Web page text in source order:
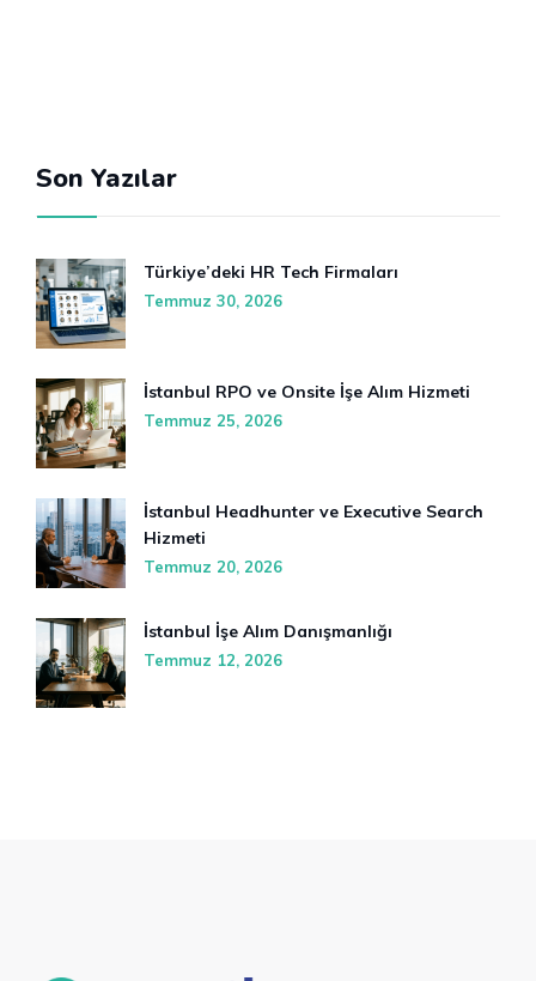
Son Yazılar
Türkiye’deki HR Tech Firmaları
Temmuz 30, 2026
İstanbul RPO ve Onsite İşe Alım Hizmeti
Temmuz 25, 2026
İstanbul Headhunter ve Executive Search
Hizmeti
Temmuz 20, 2026
İstanbul İşe Alım Danışmanlığı
Temmuz 12, 2026